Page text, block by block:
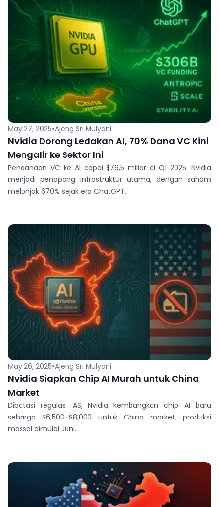
May 27, 2025•Ajeng Sri Mulyani
Nvidia Dorong Ledakan AI, 70% Dana VC Kini
Mengalir ke Sektor Ini
Pendanaan VC ke AI capai $76,5 miliar di Q1 2025. Nvidia
menjadi penopang infrastruktur utama, dengan saham
melonjak 670% sejak era ChatGPT.
May 26, 2025•Ajeng Sri Mulyani
Nvidia Siapkan Chip AI Murah untuk China
Market
Dibatasi regulasi AS, Nvidia kembangkan chip AI baru
seharga $6,500–$8,000 untuk China market, produksi
massal dimulai Juni.